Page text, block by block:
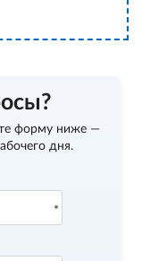
форму ниже —
дня.